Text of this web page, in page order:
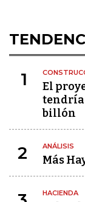
1
El
tendría
billón
2 ANÁLISIS
Más
HACIENDA